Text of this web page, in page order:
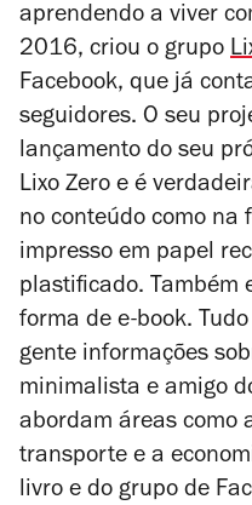
aprendendo a viver
2016, criou o grupo
Facebook, que já
seguidores. O seu
lançamento do seu
Lixo Zero e é
no conteúdo como na
impresso em papel
plastificado. Também
forma de e-book.
gente informações
minimalista e amigo
abordam áreas como
transporte e a
livro e do grupo de